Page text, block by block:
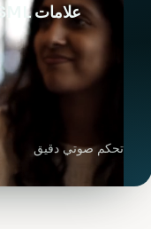
علامات SSML المتقدمة
تحكم صوتي دقيق